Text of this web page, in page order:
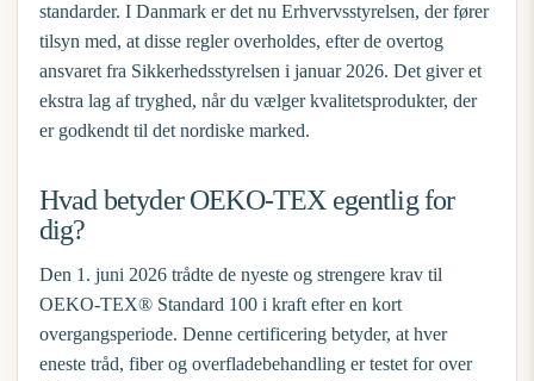
standarder. I Danmark er det nu Erhvervsstyrelsen, der fører
tilsyn med, at disse regler overholdes, efter de overtog
ansvaret fra Sikkerhedsstyrelsen i januar 2026. Det giver et
ekstra lag af tryghed, når du vælger kvalitetsprodukter, der
er godkendt til det nordiske marked.
Hvad betyder OEKO-TEX egentlig for
dig?
Den 1. juni 2026 trådte de nyeste og strengere krav til
OEKO-TEX® Standard 100 i kraft efter en kort
overgangsperiode. Denne certificering betyder, at hver
eneste tråd, fiber og overfladebehandling er testet for over